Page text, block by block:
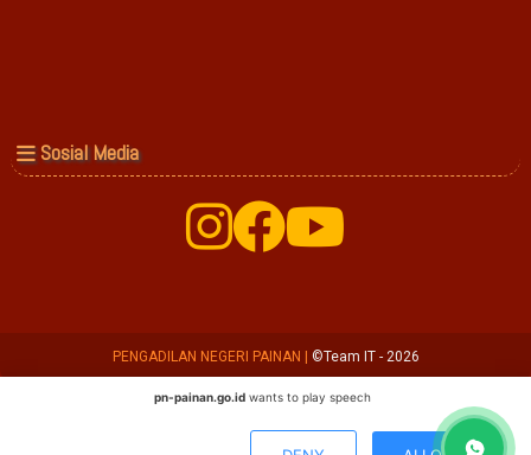
Sosial Media
PENGADILAN NEGERI PAINAN | ©Team IT - 2026
pn-painan.go.id wants to play speech